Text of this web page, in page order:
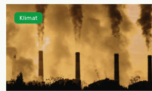
Klimat